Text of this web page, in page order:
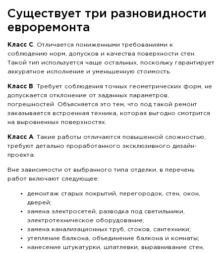
Существует три разновидности
евроремонта
Класс С. Отличается пониженными требованиями к
соблюдению норм, допусков и качества поверхности стен.
Такой тип используется чаще остальных, поскольку гарантирует
аккуратное исполнение и уменьшенную стоимость.
Класс В . Требует соблюдения точных геометрических форм, не
допускается отклонение от заданных параметров,
погрешностей. Объясняется это тем, что под такой ремонт
заказывается встроенная техника, которая выгодно смотрится
на выровненных поверхностях.
Класс А. Такие работы отличаются повышенной сложностью,
требуют детально проработанного эксклюзивного дизайн-
проекта.
Вне зависимости от выбранного типа отделки, в перечень
работ включают следующее:
демонтаж старых покрытий, перегородок, стен, окон,
дверей;
замена электросетей, разводка под светильники,
электротехническое оборудование;
замена канализационных труб, стоков, сантехники;
утепление балкона, объединение балкона и комнаты;
нанесение штукатурки, шпатлевки, выравнивание стен,